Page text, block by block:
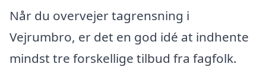
Når du overvejer tagrensning i
Vejrumbro, er det en god idé at indhente
mindst tre forskellige tilbud fra fagfolk.